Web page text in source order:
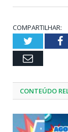
COMPARTILHAR:
Twitter
Email
CONTEÚDO